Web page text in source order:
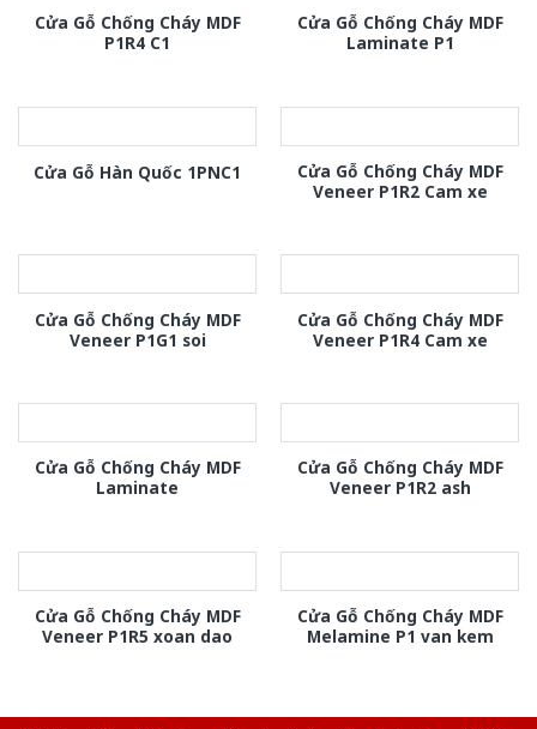
Cửa Gỗ Chống Cháy MDF
P1R4 C1
Cửa Gỗ Chống Cháy MDF
Laminate P1
Cửa Gỗ Hàn Quốc 1PNC1
Cửa Gỗ Chống Cháy MDF
Veneer P1R2 Cam xe
Cửa Gỗ Chống Cháy MDF
Veneer P1G1 soi
Cửa Gỗ Chống Cháy MDF
Veneer P1R4 Cam xe
Cửa Gỗ Chống Cháy MDF
Laminate
Cửa Gỗ Chống Cháy MDF
Veneer P1R2 ash
Cửa Gỗ Chống Cháy MDF
Veneer P1R5 xoan dao
Cửa Gỗ Chống Cháy MDF
Melamine P1 van kem